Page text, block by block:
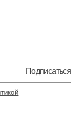
Подписаться